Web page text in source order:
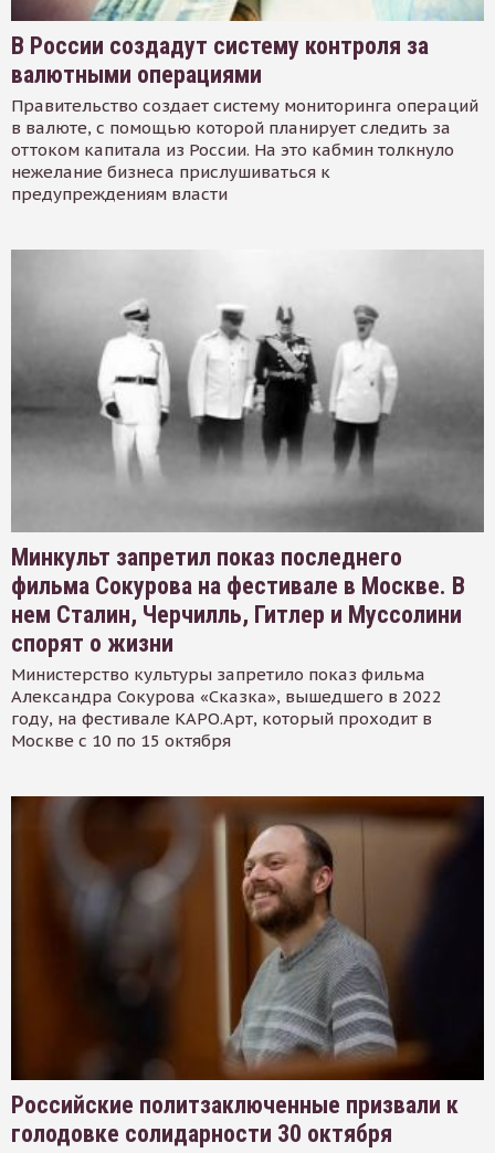
В России создадут систему контроля за
валютными операциями
Правительство создает систему мониторинга операций
в валюте, с помощью которой планирует следить за
оттоком капитала из России. На это кабмин толкнуло
нежелание бизнеса прислушиваться к
предупреждениям власти
Минкульт запретил показ последнего
фильма Сокурова на фестивале в Москве. В
нем Сталин, Черчилль, Гитлер и Муссолини
спорят о жизни
Министерство культуры запретило показ фильма
Александра Сокурова «Сказка», вышедшего в 2022
году, на фестивале КАРО.Арт, который проходит в
Москве с 10 по 15 октября
Российские политзаключенные призвали к
голодовке солидарности 30 октября